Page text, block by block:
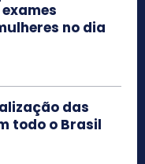
no dia
das
todo o Brasil